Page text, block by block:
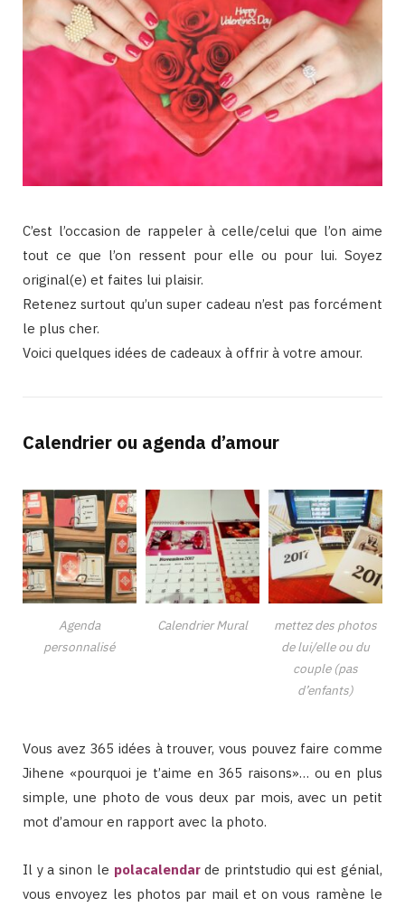
C’est l’occasion de rappeler à celle/celui que l’on aime
tout ce que l’on ressent pour elle ou pour lui. Soyez
original(e) et faites lui plaisir.
Retenez surtout qu’un super cadeau n’est pas forcément
le plus cher.
Voici quelques idées de cadeaux à offrir à votre amour.
Calendrier ou agenda d’amour
Agenda
personnalisé
Calendrier Mural
mettez des photos
de lui/elle ou du
couple (pas
d’enfants)
Vous avez 365 idées à trouver, vous pouvez faire comme
Jihene «pourquoi je t’aime en 365 raisons»… ou en plus
simple, une photo de vous deux par mois, avec un petit
mot d’amour en rapport avec la photo.
Il y a sinon le polacalendarde printstudio qui est génial,
vous envoyez les photos par mail et on vous ramène le